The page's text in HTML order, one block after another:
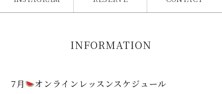
INFORMATION
7月 オンラインレッスンスケジュール